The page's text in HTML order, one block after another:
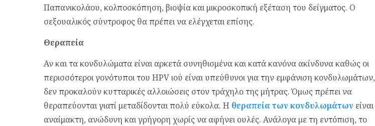
Παπανικολάου, κολποσκόπηση, βιοψία και μικροσκοπική εξέταση του δείγματος. Ο
σεξουαλικός σύντροφος θα πρέπει να ελέγχεται επίσης.
Θεραπεία
Αν και τα κονδυλώματα είναι αρκετά συνηθισμένα και κατά κανόνα ακίνδυνα καθώς οι
περισσότεροι γονότυποι του HPV ιού είναι υπεύθυνοι για την εμφάνιση κονδυλωμάτων,
δεν προκαλούν κυτταρικές αλλοιώσεις στον τράχηλο της μήτρας. Όμως πρέπει να
θεραπεύονται γιατί μεταδίδονται πολύ εύκολα. Η θεραπεία των κονδυλωμάτων είναι
αναίμακτη, ανώδυνη και γρήγορη χωρίς να αφήνει ουλές. Ανάλογα με τη εντόπιση, το